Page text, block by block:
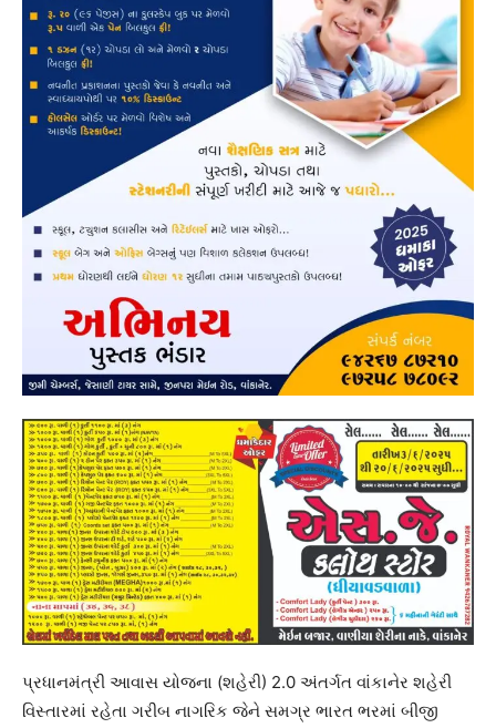
પ્રધાનમંત્રી આવાસ યોજના (શહેરી) 2.0 અંતર્ગત વાંકાનેર શહેરી
વિસ્તારમાં રહેતા ગરીબ નાગરિક જેને સમગ્ર ભારત ભરમાં બીજી